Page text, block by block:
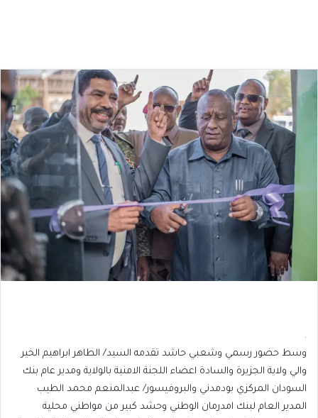
.
وسط حضور رسمي وشعبي حاشد تقدمه السيد/ الطاهر ابراهيم الخير
والي ولاية الجزيرة والسادة اعضاء اللجنة الامنية بالولاية ومدير عام بنك
السودان المركزي بودمدني والبروفيسور/ عبدالمنعم محمد الطيب
المدير العام لبنك امدرمان الوطني وحشد كبير من مواطني محلية